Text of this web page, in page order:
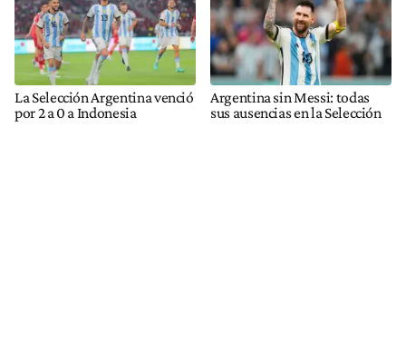
La Selección Argentina venció
por 2 a 0 a Indonesia
Argentina sin Messi: todas
sus ausencias en la Selección